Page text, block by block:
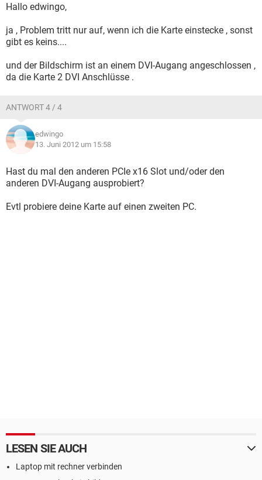
Hallo edwingo,
ja , Problem tritt nur auf, wenn ich die Karte einstecke , sonst
gibt es keins....
und der Bildschirm ist an einem DVI-Augang angeschlossen ,
da die Karte 2 DVI Anschlüsse .
ANTWORT 4 / 4
edwingo
13. Juni 2012 um 15:58
Hast du mal den anderen PCIe x16 Slot und/oder den
anderen DVI-Augang ausprobiert?
Evtl probiere deine Karte auf einen zweiten PC.
LESEN SIE AUCH
Laptop mit rechner verbinden